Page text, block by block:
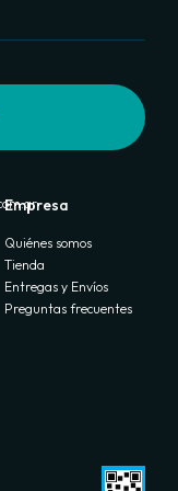
Empresa
Quiénes somos
Tienda
Entregas y Envíos
Preguntas frecuentes